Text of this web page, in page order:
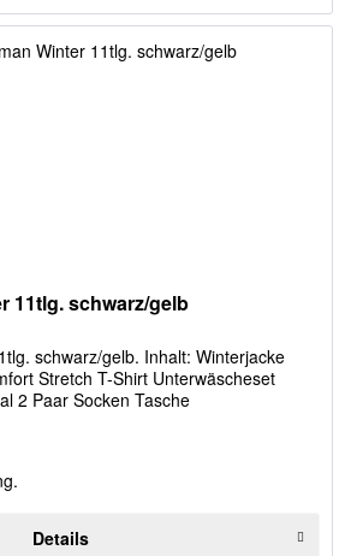
11tlg. schwarz/gelb
schwarz/gelb. Inhalt: Winterjacke
Stretch T-Shirt Unterwäscheset
2 Paar Socken Tasche
Details